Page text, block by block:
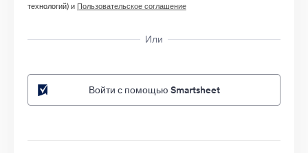
технологий) и Пользовательское соглашение
Или
Войти с помощью Smartsheet